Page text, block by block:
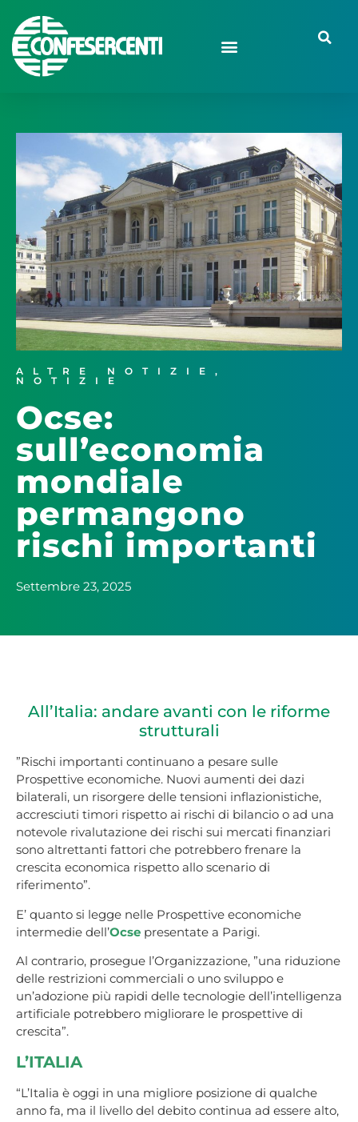
ALTRE NOTIZIE ,
NOTIZIE
Ocse:
sull’economia
mondiale
permangono
rischi importanti
Settembre 23, 2025
All’Italia: andare avanti con le riforme
strutturali
”Rischi importanti continuano a pesare sulle
Prospettive economiche. Nuovi aumenti dei dazi
bilaterali, un risorgere delle tensioni inflazionistiche,
accresciuti timori rispetto ai rischi di bilancio o ad una
notevole rivalutazione dei rischi sui mercati finanziari
sono altrettanti fattori che potrebbero frenare la
crescita economica rispetto allo scenario di
riferimento”.
E’ quanto si legge nelle Prospettive economiche
intermedie dell’Ocse presentate a Parigi.
Al contrario, prosegue l’Organizzazione, ”una riduzione
delle restrizioni commerciali o uno sviluppo e
un’adozione più rapidi delle tecnologie dell’intelligenza
artificiale potrebbero migliorare le prospettive di
crescita”.
L’ITALIA
“L’Italia è oggi in una migliore posizione di qualche
anno fa, ma il livello del debito continua ad essere alto,